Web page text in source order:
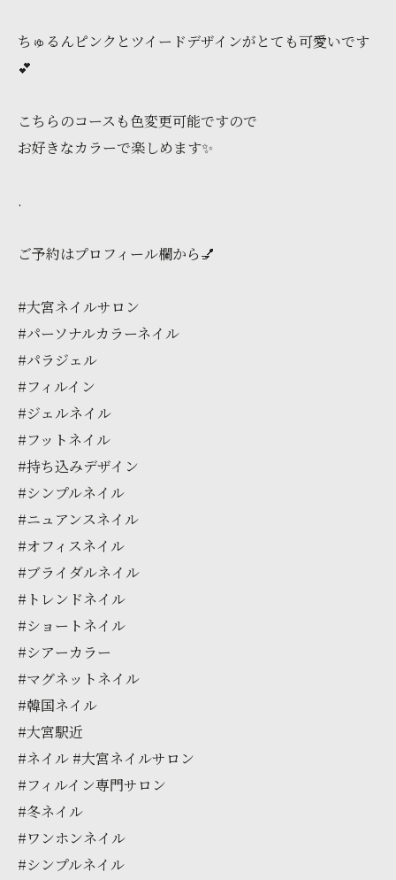
ちゅるんピンクとツイードデザインがとても可愛いです
💕
こちらのコースも色変更可能ですので
お好きなカラーで楽しめます✨️
.
ご予約はプロフィール欄から💅
#大宮ネイルサロン
#パーソナルカラーネイル
#パラジェル
#フィルイン
#ジェルネイル
#フットネイル
#持ち込みデザイン
#シンプルネイル
#ニュアンスネイル
#オフィスネイル
#ブライダルネイル
#トレンドネイル
#ショートネイル
#シアーカラー
#マグネットネイル
#韓国ネイル
#大宮駅近
#ネイル #大宮ネイルサロン
#フィルイン専門サロン
#冬ネイル
#ワンホンネイル
#シンプルネイル